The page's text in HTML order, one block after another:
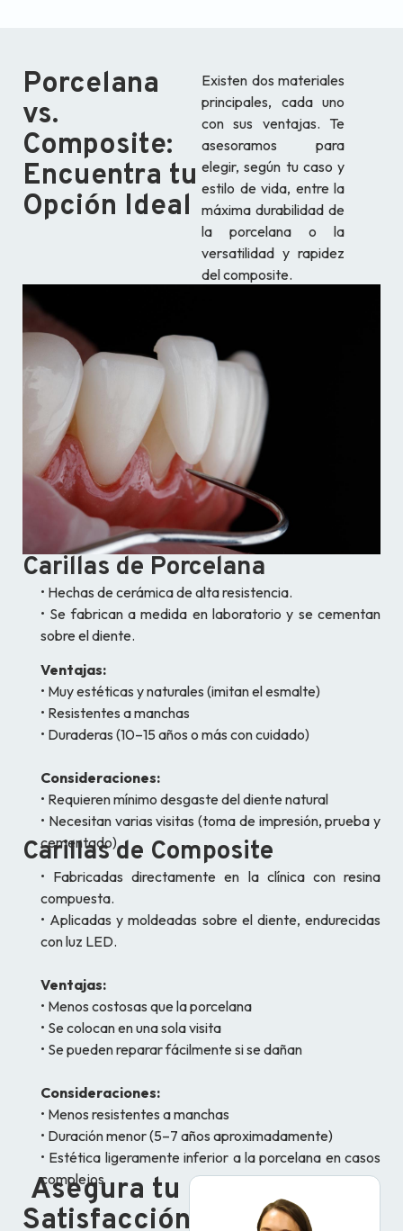
Porcelana
vs.
Composite:
Encuentra tu
Opción Ideal
Existen dos materiales
principales, cada uno
con sus ventajas. Te
asesoramos para
elegir, según tu caso y
estilo de vida, entre la
máxima durabilidad de
la porcelana o la
versatilidad y rapidez
del composite.
Carillas de Porcelana
• Hechas de cerámica de alta resistencia.
• Se fabrican a medida en laboratorio y se cementan
sobre el diente.
Ventajas:
• Muy estéticas y naturales (imitan el esmalte)
• Resistentes a manchas
• Duraderas (10–15 años o más con cuidado)
Consideraciones:
• Requieren mínimo desgaste del diente natural
• Necesitan varias visitas (toma de impresión, prueba y
cementado)
Carillas de Composite
• Fabricadas directamente en la clínica con resina
compuesta.
• Aplicadas y moldeadas sobre el diente, endurecidas
con luz LED.
Ventajas:
• Menos costosas que la porcelana
• Se colocan en una sola visita
• Se pueden reparar fácilmente si se dañan
Consideraciones:
• Menos resistentes a manchas
• Duración menor (5–7 años aproximadamente)
• Estética ligeramente inferior a la porcelana en casos
complejos
Asegura tu
Satisfacción